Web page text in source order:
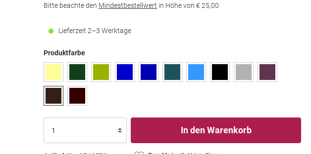
Bitte beachte den Mindestbestellwert in Höhe von € 25,00
Lieferzeit 2–3 Werktage
Produktfarbe
In den Warenkorb